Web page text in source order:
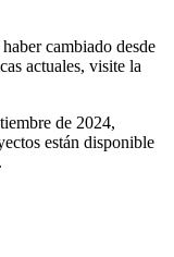
cambiado desde
actuales, visite la
de 2024,
están disponible